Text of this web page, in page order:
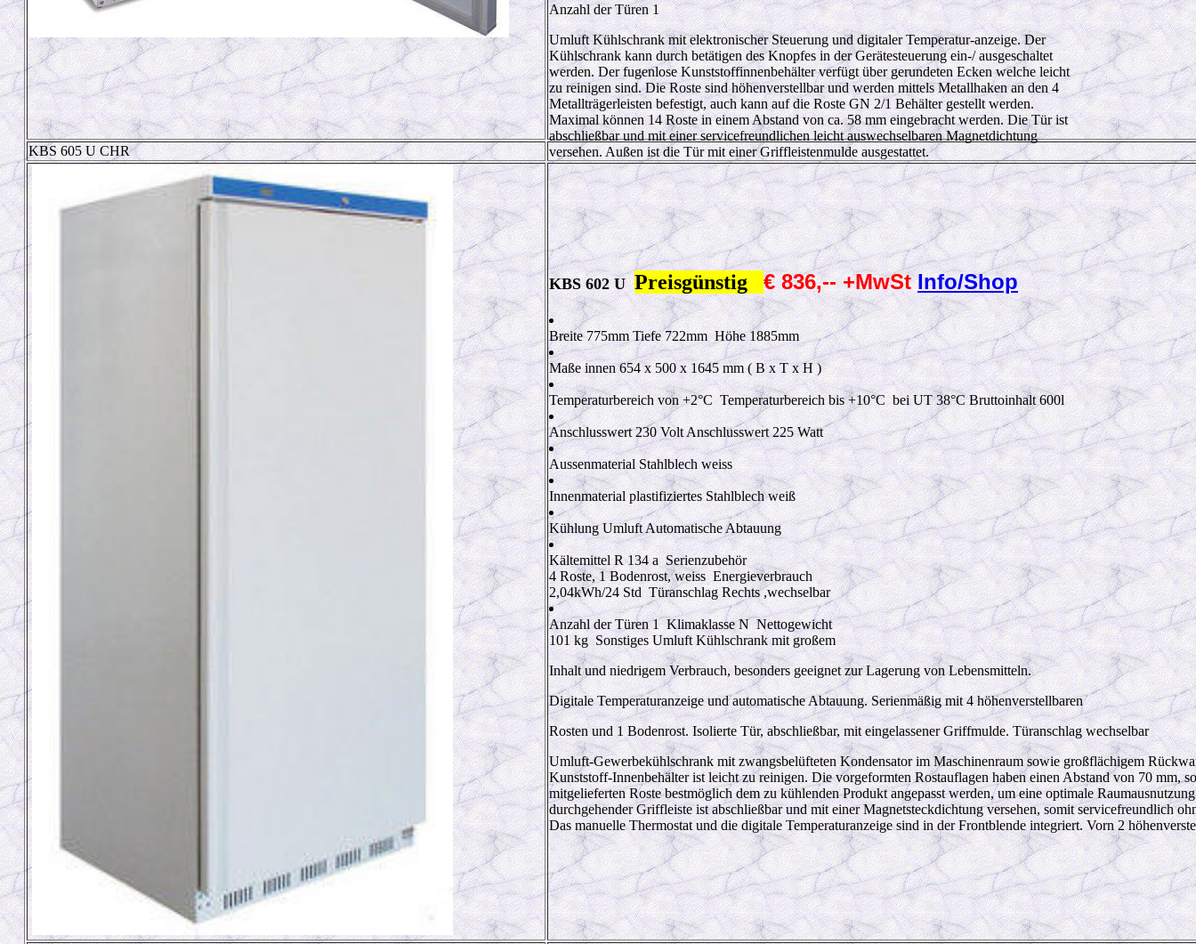
Anzahl der Türen 1
Umluft Kühlschrank mit elektronischer Steuerung und digitaler Temperatur-anzeige. Der
Kühlschrank kann durch betätigen des Knopfes in der Gerätesteuerung ein-/ ausgeschaltet
werden. Der fugenlose Kunststoffinnenbehälter verfügt über gerundeten Ecken welche leicht
zu reinigen sind. Die Roste sind höhenverstellbar und werden mittels Metallhaken an den 4
Metallträgerleisten befestigt, auch kann auf die Roste GN 2/1 Behälter gestellt werden.
Maximal können 14 Roste in einem Abstand von ca. 58 mm eingebracht werden. Die Tür ist
abschließbar und mit einer servicefreundlichen leicht auswechselbaren Magnetdichtung
versehen. Außen ist die Tür mit einer Griffleistenmulde ausgestattet.
KBS 605 U CHR
KBS 602 UPreisgünstig € 836,-- +MwStInfo/Shop
Breite 775mmTiefe 722mmHöhe 1885mm
Maße innen 654 x 500 x 1645 mm ( B x T x H )
Temperaturbereich von +2°CTemperaturbereich bis +10°Cbei UT 38°CBruttoinhalt 600l
Anschlusswert 230VoltAnschlusswert 225Watt
Aussenmaterial Stahlblech weiss
Innenmaterial plastifiziertes Stahlblech weiß
Kühlung Umluft Automatische Abtauung
Kältemittel R 134 a Serienzubehör
4 Roste, 1 Bodenrost, weiss Energieverbrauch
2,04kWh/24 StdTüranschlag Rechts ,wechselbar
Anzahl der Türen 1 Klimaklasse N Nettogewicht
101kgSonstiges Umluft Kühlschrank mit großem
Inhalt und niedrigem Verbrauch, besonders geeignet zur Lagerung von Lebensmitteln.
Digitale Temperaturanzeige und automatische Abtauung. Serienmäßig mit 4 höhenverstellbaren
Rosten und 1 Bodenrost. Isolierte Tür, abschließbar, mit eingelassener Griffmulde. Türanschlag wechselbar
Umluft-Gewerbekühlschrank mit zwangsbelüfteten Kondensator im Maschinenraum sowie großflächigem
Kunststoff-Innenbehälter ist leicht zu reinigen. Die vorgeformten Rostauflagen haben einen Abstand von 70 mm,
mitgelieferten Roste bestmöglich dem zu kühlenden Produkt angepasst werden, um eine optimale
durchgehender Griffleiste ist abschließbar und mit einer Magnetsteckdichtung versehen, somit servicefreundlich
Das manuelle Thermostat und die digitale Temperaturanzeige sind in der Frontblende integriert. Vorn 2